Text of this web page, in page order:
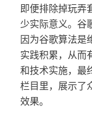
即便排除掉玩弄
少实际意义。谷
因为谷歌算法是
实践积累，从而
和技术实施，最
栏目里，展示了
效果。